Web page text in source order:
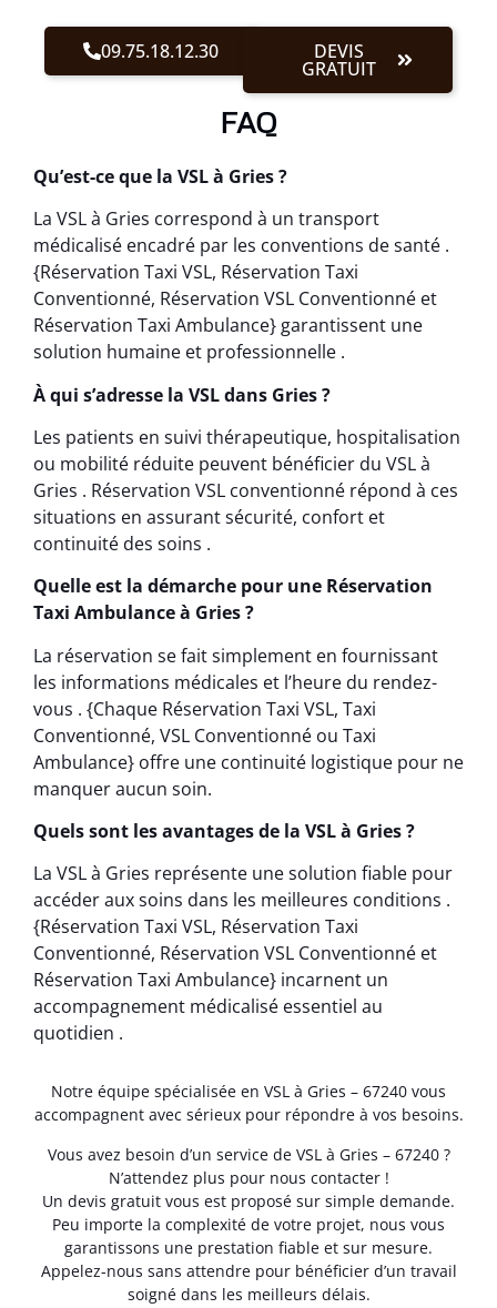
09.75.18.12.30 DEVIS
GRATUIT
FAQ
Qu’est-ce que la VSL à Gries ?
La VSL à Gries correspond à un transport
médicalisé encadré par les conventions de santé .
{Réservation Taxi VSL, Réservation Taxi
Conventionné, Réservation VSL Conventionné et
Réservation Taxi Ambulance} garantissent une
solution humaine et professionnelle .
À qui s’adresse la VSL dans Gries ?
Les patients en suivi thérapeutique, hospitalisation
ou mobilité réduite peuvent bénéficier du VSL à
Gries . Réservation VSL conventionné répond à ces
situations en assurant sécurité, confort et
continuité des soins .
Quelle est la démarche pour une Réservation
Taxi Ambulance à Gries ?
La réservation se fait simplement en fournissant
les informations médicales et l’heure du rendez-
vous . {Chaque Réservation Taxi VSL, Taxi
Conventionné, VSL Conventionné ou Taxi
Ambulance} offre une continuité logistique pour ne
manquer aucun soin.
Quels sont les avantages de la VSL à Gries ?
La VSL à Gries représente une solution fiable pour
accéder aux soins dans les meilleures conditions .
{Réservation Taxi VSL, Réservation Taxi
Conventionné, Réservation VSL Conventionné et
Réservation Taxi Ambulance} incarnent un
accompagnement médicalisé essentiel au
quotidien .
Notre équipe spécialisée en VSL à Gries – 67240 vous
accompagnent avec sérieux pour répondre à vos besoins.
Vous avez besoin d’un service de VSL à Gries – 67240 ?
N’attendez plus pour nous contacter !
Un devis gratuit vous est proposé sur simple demande.
Peu importe la complexité de votre projet, nous vous
garantissons une prestation fiable et sur mesure.
Appelez-nous sans attendre pour bénéficier d’un travail
soigné dans les meilleurs délais.